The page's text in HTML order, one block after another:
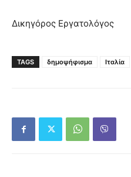
Δικηγόρος Εργατολόγος
TAGS δημοψήφισμα Ιταλία